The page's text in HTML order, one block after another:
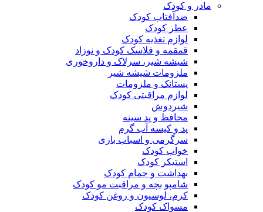
مادر و کودک
ضدآفتاب کودک
عطر کودک
لوازم تغذیه کودک
قمقمه و فلاسک کودک و نوزاد
شیشه شیر، سرلاک و داروخوری
ملزومات شیشه شیر
پستانک و ملزومات
لوازم مراقبتی کودک
شیردوش
محافظ و پد سینه
پد و کیسه آب گرم
سرگرمی و اسباب بازی
خواب کودک
استیکر کودک
بهداشت و حمام کودک
شامپو بچه و مراقبت مو کودک
کرم، لوسیون و روغن کودک
مسواک کودک